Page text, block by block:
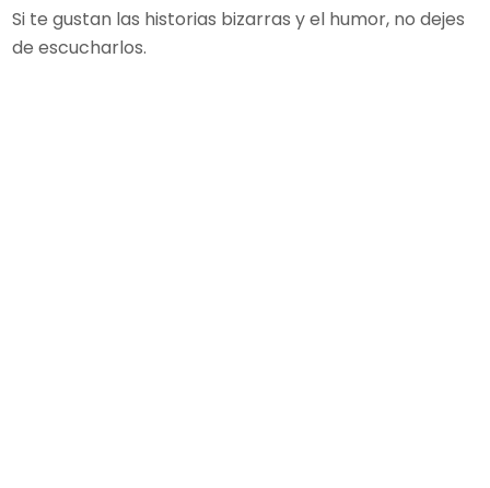
Si te gustan las historias bizarras y el humor, no dejes
de escucharlos.